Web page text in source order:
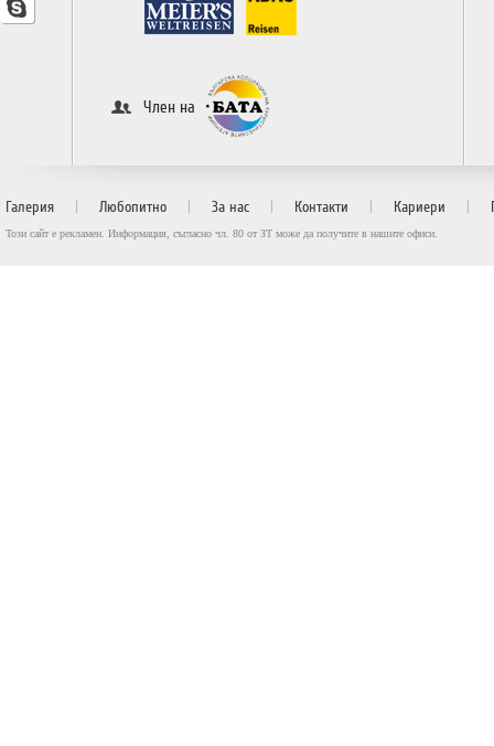
Член на
Галерия | Любопитно | За нас | Контакти | Кариери |
Този сайт е рекламен. Информация, съгласно чл. 80 от ЗТ може да получите в нашите офиси.